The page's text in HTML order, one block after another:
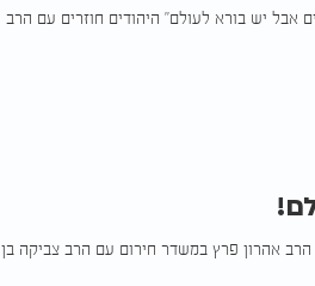
אבל יש בורא לעולם" היהודים חוזרים עם הרב
הרב אהרון פרץ במשדר חירום עם הרב צביקה בן